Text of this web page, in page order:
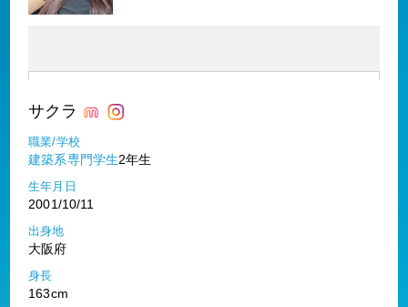
サクラ
職業/学校
建築系専門学生2年生
生年月日
2001/10/11
出身地
大阪府
身長
163cm